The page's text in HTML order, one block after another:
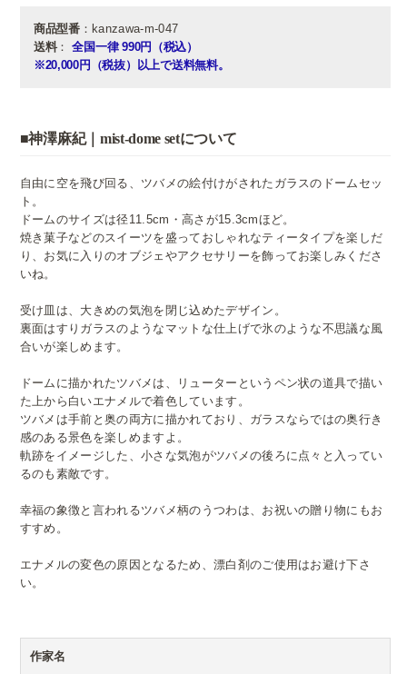
商品型番：kanzawa-m-047
送料： 全国一律 990円（税込）
※20,000円（税抜）以上で送料無料。
■神澤麻紀｜mist-dome setについて
自由に空を飛び回る、ツバメの絵付けがされたガラスのドームセッ
ト。
ドームのサイズは径11.5cm・高さが15.3cmほど。
焼き菓子などのスイーツを盛っておしゃれなティータイプを楽しだ
り、お気に入りのオブジェやアクセサリーを飾ってお楽しみくださ
いね。
受け皿は、大きめの気泡を閉じ込めたデザイン。
裏面はすりガラスのようなマットな仕上げで氷のような不思議な風
合いが楽しめます。
ドームに描かれたツバメは、リューターというペン状の道具で描い
た上から白いエナメルで着色しています。
ツバメは手前と奥の両方に描かれており、ガラスならではの奥行き
感のある景色を楽しめますよ。
軌跡をイメージした、小さな気泡がツバメの後ろに点々と入ってい
るのも素敵です。
幸福の象徴と言われるツバメ柄のうつわは、お祝いの贈り物にもお
すすめ。
エナメルの変色の原因となるため、漂白剤のご使用はお避け下さ
い。
作家名